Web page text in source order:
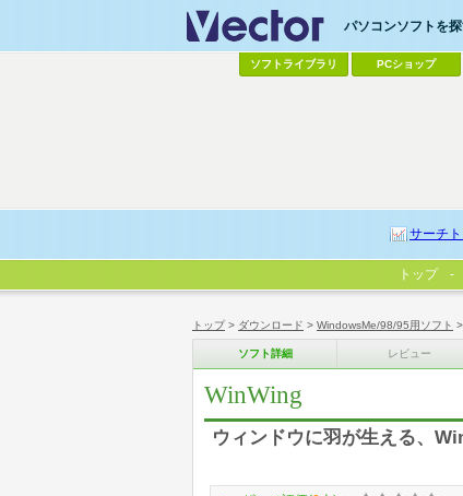
トップ> ダウンロード > WindowsMe/98/95用ソフト >
ソフト詳細 レビュー
WinWing
ウィンドウに羽が生える、
パソコンソフトを
ソフトライブラリ PCショップ
サーチト
トップ